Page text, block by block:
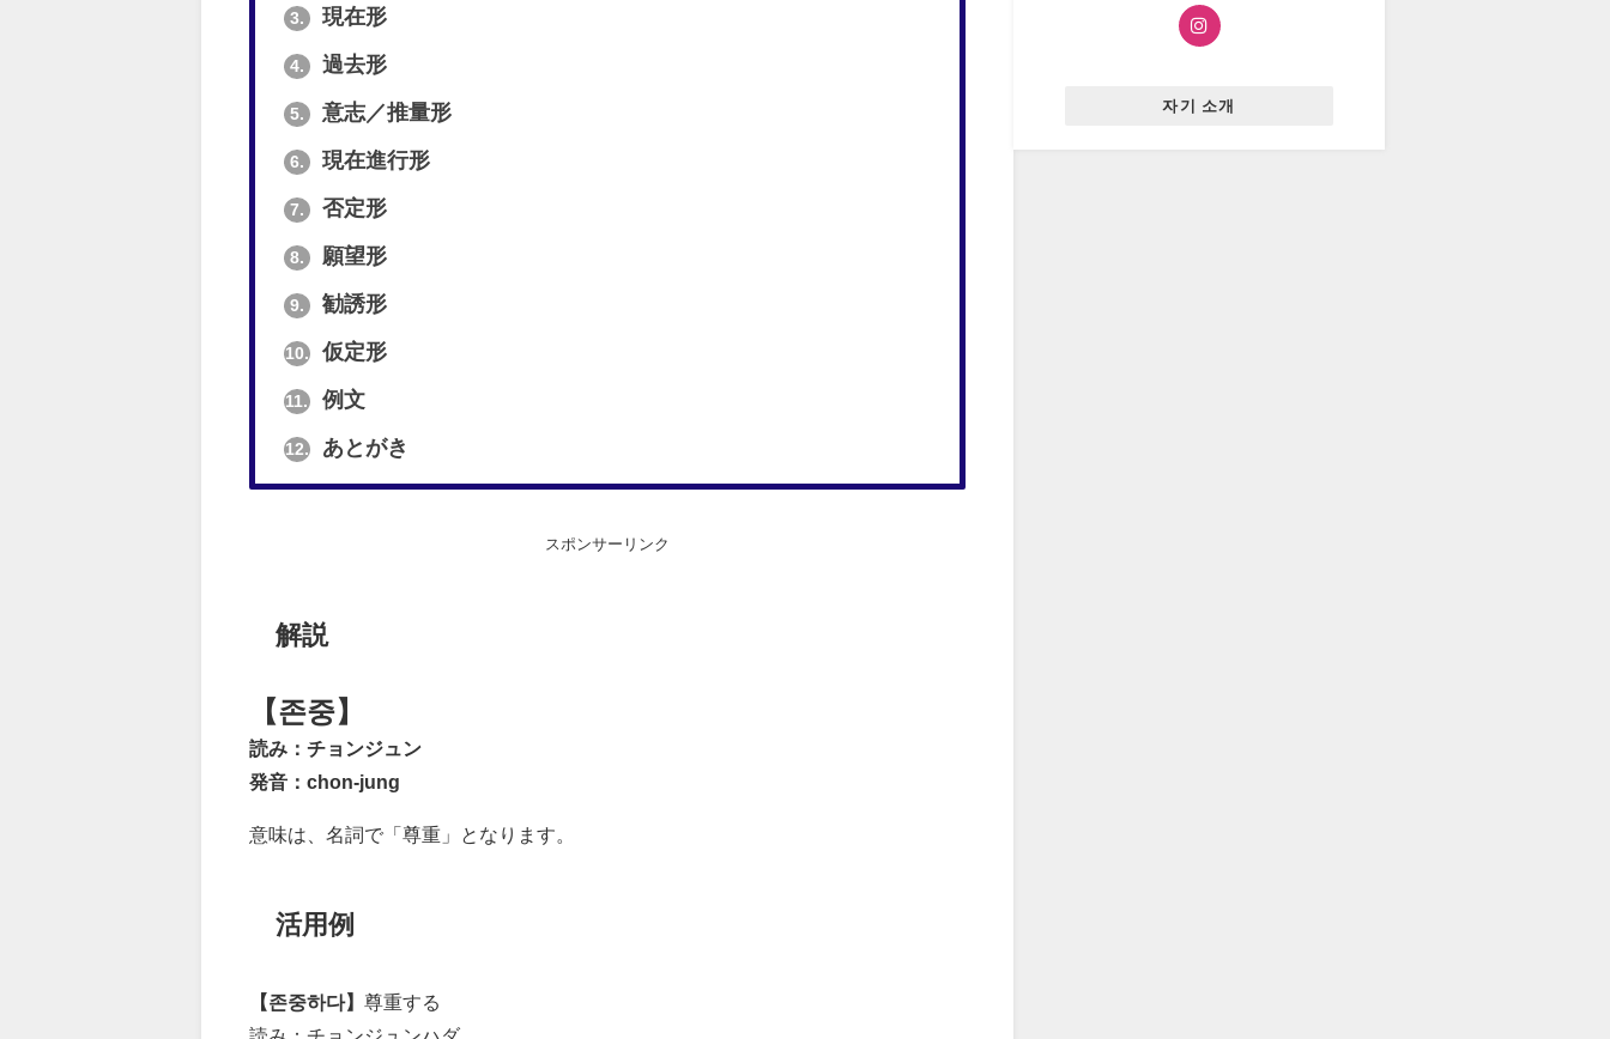
3. 現在形
4. 過去形
5. 意志／推量形
6. 現在進行形
7. 否定形
8. 願望形
9. 勧誘形
10. 仮定形
11. 例文
12. あとがき
スポンサーリンク
解説
【존중】
読み：チョンジュン
発音：chon-jung
意味は、名詞で「尊重」となります。
活用例
【존중하다】 尊重する
読み：チョンジュンハダ
자기 소개